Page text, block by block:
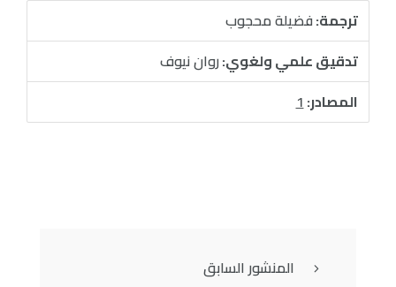
ترجمة:فضيلة محجوب
تدقيق علمي ولغوي:روان نيوف
المصادر:1
المنشور السابق